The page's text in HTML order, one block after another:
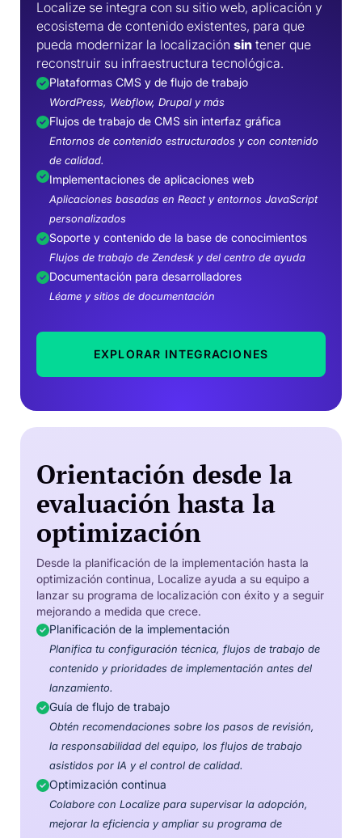
Localize se integra con su sitio web, aplicación y
ecosistema de contenido existentes, para que
pueda modernizar la localización sin tener que
reconstruir su infraestructura tecnológica.
Plataformas CMS y de flujo de trabajo
WordPress, Webflow, Drupal y más
Flujos de trabajo de CMS sin interfaz gráfica
Entornos de contenido estructurados y con contenido
de calidad.
Implementaciones de aplicaciones web
Aplicaciones basadas en React y entornos JavaScript
personalizados
Soporte y contenido de la base de conocimientos
Flujos de trabajo de Zendesk y del centro de ayuda
Documentación para desarrolladores
Léame y sitios de documentación
EXPLORAR INTEGRACIONES
Orientación desde la
evaluación hasta la
optimización
Desde la planificación de la implementación hasta la
optimización continua, Localize ayuda a su equipo a
lanzar su programa de localización con éxito y a seguir
mejorando a medida que crece.
Planificación de la implementación
Planifica tu configuración técnica, flujos de trabajo de
contenido y prioridades de implementación antes del
lanzamiento.
Guía de flujo de trabajo
Obtén recomendaciones sobre los pasos de revisión,
la responsabilidad del equipo, los flujos de trabajo
asistidos por IA y el control de calidad.
Optimización continua
Colabore con Localize para supervisar la adopción,
mejorar la eficiencia y ampliar su programa de